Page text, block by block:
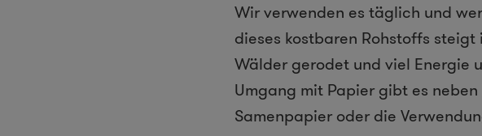
Wir verwenden es täglich und
dieses kostbaren Rohstoffs
Wälder gerodet und viel Energie
Umgang mit Papier gibt es
Samenpapier oder die